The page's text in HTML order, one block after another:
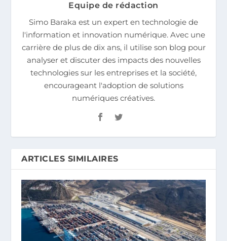
Equipe de rédaction
Simo Baraka est un expert en technologie de
l'information et innovation numérique. Avec une
carrière de plus de dix ans, il utilise son blog pour
analyser et discuter des impacts des nouvelles
technologies sur les entreprises et la société,
encourageant l'adoption de solutions
numériques créatives.
ARTICLES SIMILAIRES